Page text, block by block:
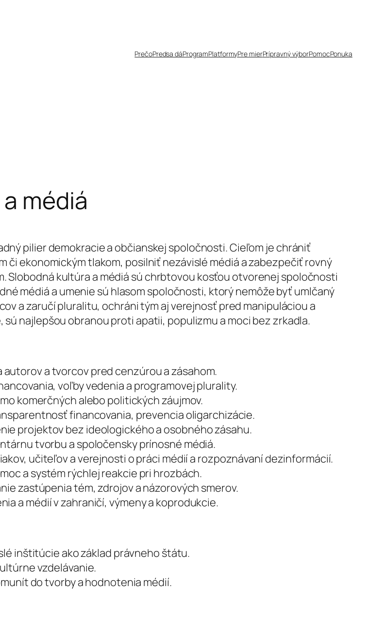
PrečoPredsa dáProgramPlatformyPre mierPrípravný výborPomocPonuka
médiá
pilier demokracie a občianskej spoločnosti. Cieľom je chrániť
ekonomickým tlakom, posilniť nezávislé médiá a zabezpečiť rovný
Slobodná kultúra a médiá sú chrbtovou kosťou otvorenej spoločnosti
médiá a umenie sú hlasom spoločnosti, ktorý nemôže byť umlčaný
a zaručí pluralitu, ochráni tým aj verejnosť pred manipuláciou a
najlepšou obranou proti apatii, populizmu a moci bez zrkadla.
autorov a tvorcov pred cenzúrou a zásahom.
voľby vedenia a programovej plurality.
komerčných alebo politických záujmov.
financovania, prevencia oligarchizácie.
projektov bez ideologického a osobného zásahu.
tvorbu a spoločensky prínosné médiá.
učiteľov a verejnosti o práci médií a rozpoznávaní dezinformácií.
a systém rýchlej reakcie pri hrozbách.
zastúpenia tém, zdrojov a názorových smerov.
a médií v zahraničí, výmeny a koprodukcie.
inštitúcie ako základ právneho štátu.
vzdelávanie.
do tvorby a hodnotenia médií.